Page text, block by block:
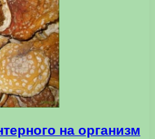
на организм